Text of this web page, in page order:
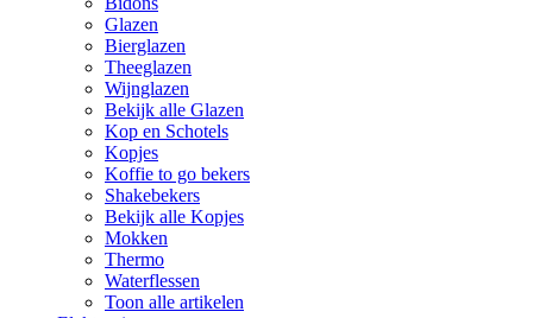
Glazen
Bierglazen
Theeglazen
Wijnglazen
Bekijk alle Glazen
Kop en Schotels
Kopjes
Koffie to go bekers
Shakebekers
Bekijk alle Kopjes
Mokken
Thermo
Waterflessen
Toon alle artikelen